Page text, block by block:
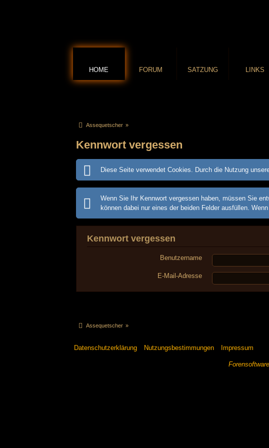
HOME FORUM SATZUNG LINKS
Assequetscher »
Kennwort vergessen
Diese Seite verwendet Cookies. Durch die Nutzung
Wenn Sie Ihr Kennwort vergessen haben, müssen Sie
können dabei nur eines der beiden Felder ausfüllen.
Kennwort vergessen
Benutzername
E-Mail-Adresse
Assequetscher »
Datenschutzerklärung Nutzungsbestimmungen Impressum